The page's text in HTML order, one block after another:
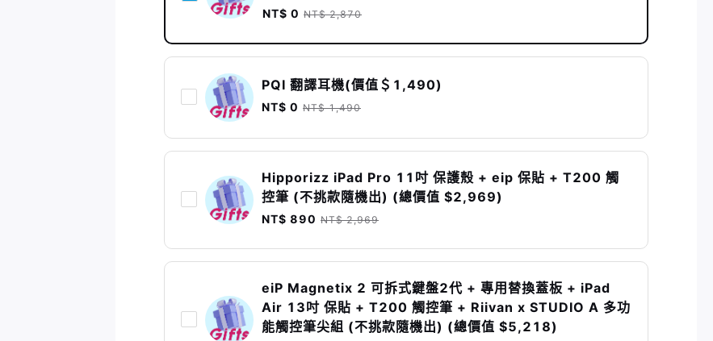
NT$ 0 NT$ 2,870
PQI 翻譯耳機(價值＄1,490)
NT$ 0 NT$ 1,490
Hipporizz iPad Pro 11吋 保護殼 + eip 保貼 + T200 觸
控筆 (不挑款隨機出) (總價值 $2,969)
NT$ 890 NT$ 2,969
eiP Magnetix 2 可拆式鍵盤2代 + 專用替換蓋板 + iPad
Air 13吋 保貼 + T200 觸控筆 + Riivan x STUDIO A 多功
能觸控筆尖組 (不挑款隨機出) (總價值 $5,218)